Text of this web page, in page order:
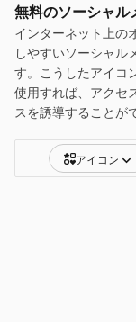
無料のソーシャル
インターネット上の
しやすいソーシャル
す。こうしたアイコ
使用すれば、アクセ
スを誘導することが
アイコン